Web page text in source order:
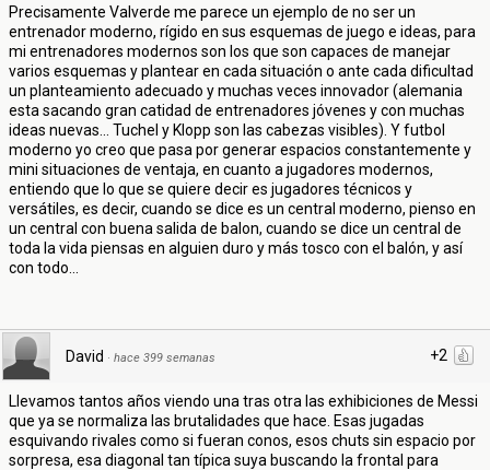
Precisamente Valverde me parece un ejemplo de no ser un
entrenador moderno, rígido en sus esquemas de juego e ideas, para
mi entrenadores modernos son los que son capaces de manejar
varios esquemas y plantear en cada situación o ante cada dificultad
un planteamiento adecuado y muchas veces innovador (alemania
esta sacando gran catidad de entrenadores jóvenes y con muchas
ideas nuevas... Tuchel y Klopp son las cabezas visibles). Y futbol
moderno yo creo que pasa por generar espacios constantemente y
mini situaciones de ventaja, en cuanto a jugadores modernos,
entiendo que lo que se quiere decir es jugadores técnicos y
versátiles, es decir, cuando se dice es un central moderno, pienso en
un central con buena salida de balon, cuando se dice un central de
toda la vida piensas en alguien duro y más tosco con el balón, y así
con todo...
+2
David · hace 399 semanas
Llevamos tantos años viendo una tras otra las exhibiciones de Messi
que ya se normaliza las brutalidades que hace. Esas jugadas
esquivando rivales como si fueran conos, esos chuts sin espacio por
sorpresa, esa diagonal tan típica suya buscando la frontal para